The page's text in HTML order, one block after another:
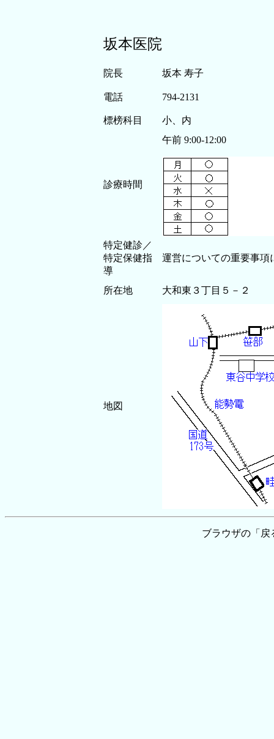
坂本医院
院長 坂本 寿子
電話 794-2131
標榜科目 小、内
診療時間
午前 9:00-12:00
特定健診／
特定保健指
導
運営についての重要事
所在地 大和東３丁目５－２
地図
ブラウザの「戻